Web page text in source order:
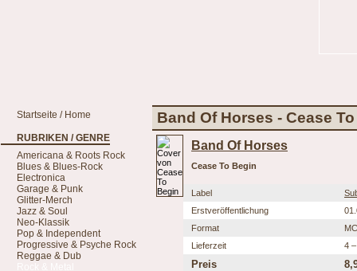
Startseite / Home
RUBRIKEN / GENRE
Americana & Roots Rock
Blues & Blues-Rock
Electronica
Garage & Punk
Glitter-Merch
Jazz & Soul
Neo-Klassik
Pop & Independent
Progressive & Psyche Rock
Reggae & Dub
Band Of Horses - Cease
Band Of Horses
Cease To Begin
Label
Erstveröffentlichung
Format
MC
Lieferzeit
4
Preis